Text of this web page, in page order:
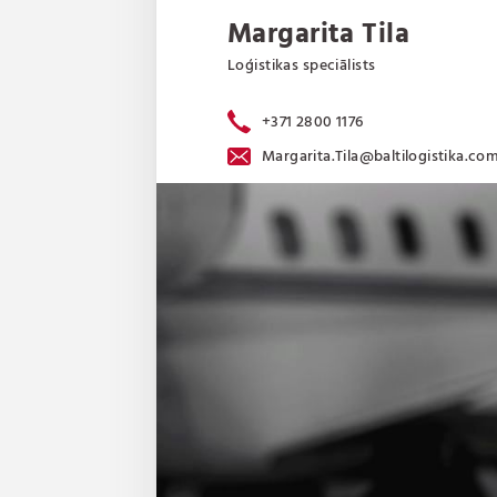
Margarita Tila
Loģistikas speciālists
+371 2800 1176